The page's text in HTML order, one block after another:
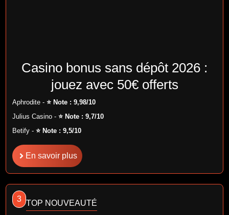
Casino bonus sans dépôt 2026 :
jouez avec 50€ offerts
Aphrodite -⭐ Note : 9,98/10
Julius Casino -⭐ Note : 9,7/10
Betify -⭐ Note : 9,5/10
En savoir plus
3 TOP NOUVEAUTÉ